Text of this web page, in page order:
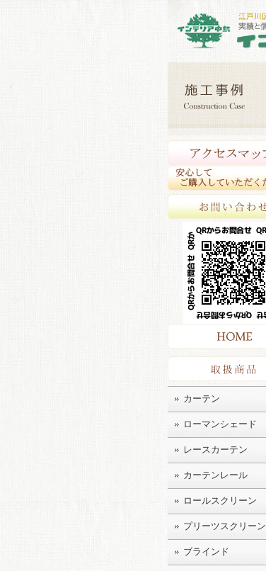
カーテン
ローマンシェード
レースカーテン
カーテンレール
ロールスクリーン
プリーツスクリーン
ブラインド